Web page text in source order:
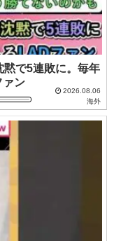
黙で5連敗に。毎年
ァン
2026.08.06
海外